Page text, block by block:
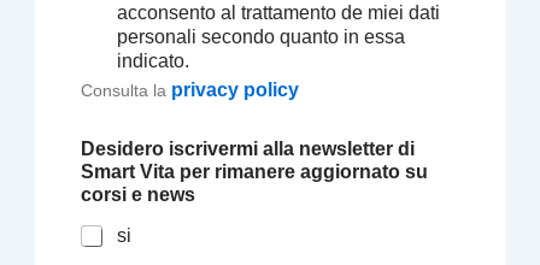
acconsento al trattamento de miei dati
personali secondo quanto in essa
indicato.
Consulta la privacy policy
Desidero iscrivermi alla newsletter di
Smart Vita per rimanere aggiornato su
corsi e news
si